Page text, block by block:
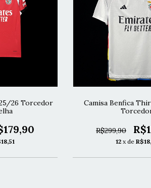
26 Torcedor
Camisa Benfica
R$299,90
12 x de